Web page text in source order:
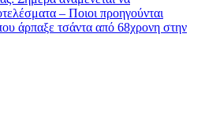
– Ποιοι προηγούνται
άρπαξε τσάντα από 68χρονη στην